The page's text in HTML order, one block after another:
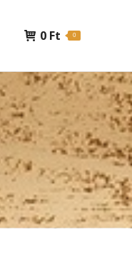
0 Ft 0